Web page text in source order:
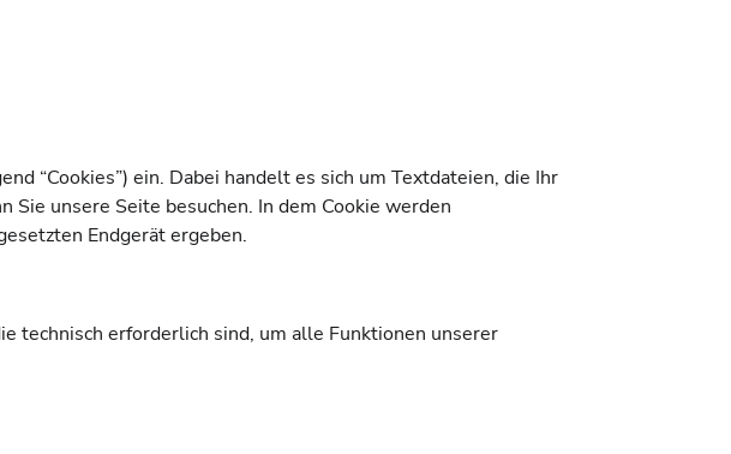
“Cookies”) ein. Dabei handelt es sich um Textdateien, die Ihr
unsere Seite besuchen. In dem Cookie werden
Endgerät ergeben.
technisch erforderlich sind, um alle Funktionen unserer